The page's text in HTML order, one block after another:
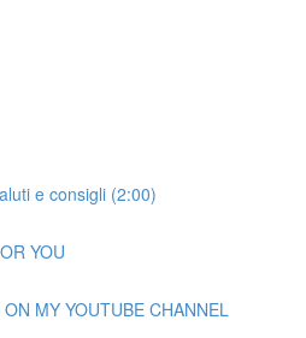
e consigli (2:00)
YOU
MY YOUTUBE CHANNEL